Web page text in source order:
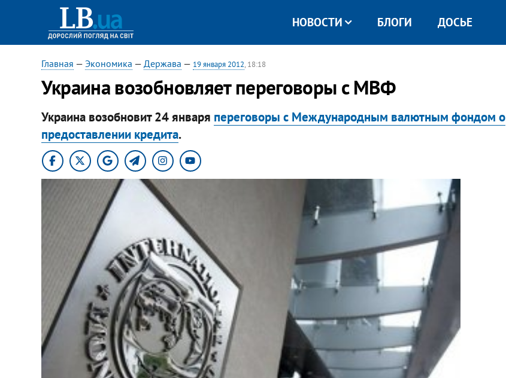
НОВОСТИ БЛОГИ ДОСЬЕ
Главная — Экономика — Держава — 19 января 2012, 18:18
Украина возобновляет переговоры с МВФ
Украина возобновит 24 января переговоры с Международным валютным фондом о
предоставлении кредита.